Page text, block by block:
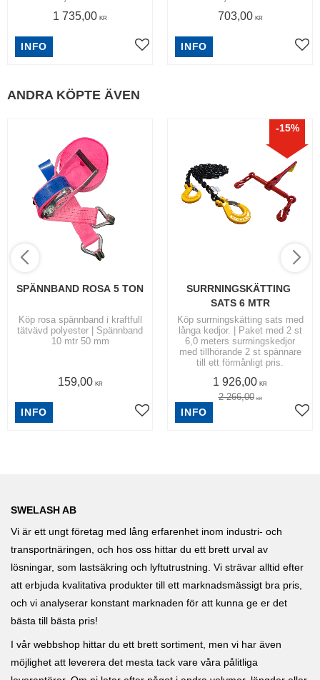
1 735,00 KR
INFO
703,00 KR
INFO
ANDRA KÖPTE ÄVEN
SPÄNNBAND ROSA 5 TON
Köp rosa spännband i kraftfull
tätvävd polyester | Spännband
10 mtr 50 mm
159,00 KR
INFO
SURRNINGSKÄTTING
SATS 6 MTR
Köp surrningskätting sats med
långa kedjor. | Paket med 2 st
6,0 meters surrningskedjor
med tillhörande 2 st spännare
till ett förmånligt pris.
1 926,00 KR
2 266,00 KR
15%
INFO
SWELASH AB
Vi är ett ungt företag med lång erfarenhet inom industri- och
transportnäringen, och hos oss hittar du ett brett urval av
lösningar, som lastsäkring och lyftutrustning. Vi strävar alltid efter
att erbjuda kvalitativa produkter till ett marknadsmässigt bra pris,
och vi analyserar konstant marknaden för att kunna ge er det
bästa till bästa pris!
I vår webbshop hittar du ett brett sortiment, men vi har även
möjlighet att leverera det mesta tack vare våra pålitliga